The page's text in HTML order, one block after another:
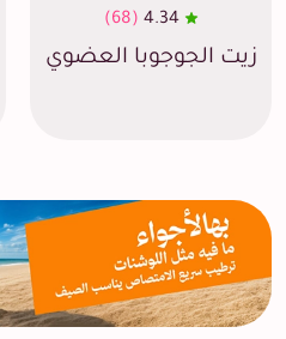
4.34
(68)
زيت الجوجوبا العضوي